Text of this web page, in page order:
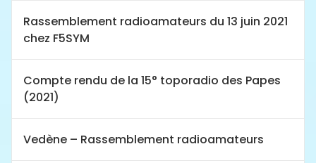
Rassemblement radioamateurs du 13 juin 2021
chez F5SYM
Compte rendu de la 15° toporadio des Papes
(2021)
Vedène – Rassemblement radioamateurs